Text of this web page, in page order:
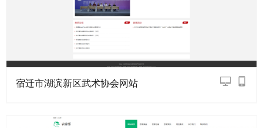
宿迁市湖滨新区武术协会网站